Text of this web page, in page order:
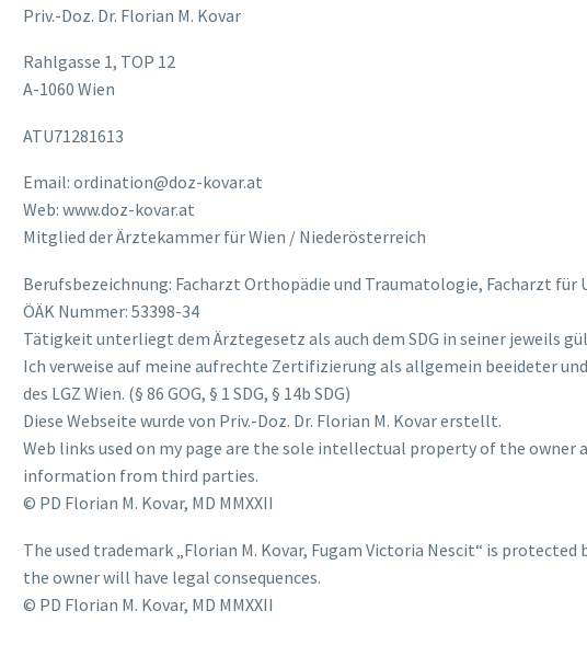
Priv.-Doz. Dr. Florian M. Kovar
Rahlgasse 1, TOP 12
A-1060 Wien
ATU71281613
Email: ordination@doz-kovar.at
Web: www.doz-kovar.at
Mitglied der Ärztekammer für Wien / Niederösterreich
Berufsbezeichnung: Facharzt Orthopädie und Traumatologie, Facharzt für
ÖÄK Nummer: 53398-34
Tätigkeit unterliegt dem Ärztegesetz als auch dem SDG in seiner jeweils
Ich verweise auf meine aufrechte Zertifizierung als allgemein beeideter
des LGZ Wien. (§ 86 GOG, § 1 SDG, § 14b SDG)
Diese Webseite wurde von Priv.-Doz. Dr. Florian M. Kovar erstellt.
Web links used on my page are the sole intellectual property of the owner
information from third parties.
© PD Florian M. Kovar, MD MMXXII
The used trademark „Florian M. Kovar, Fugam Victoria Nescit“ is
the owner will have legal consequences.
© PD Florian M. Kovar, MD MMXXII